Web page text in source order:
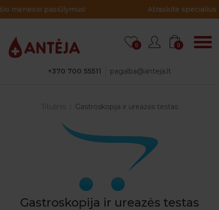
Atraskite specialius šio mėnesio
+370 700 55511 pagalba@anteja.lt
0 0
Titulinis Gastroskopija ir ureazės testas
Gastroskopija ir ureazės testas